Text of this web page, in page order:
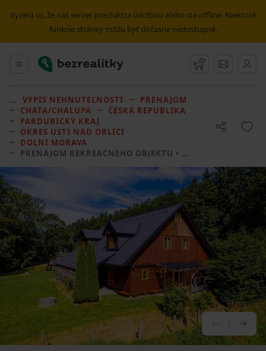
Vyzerá to, že náš server prechádza údržbou alebo ste offline. Niektoré
funkcie stránky môžu byť dočasne nedostupné.
Hlavné menu
Bezrealitky Strážny pes
Správy
VÝPIS NEHNUTEĽNOSTÍ
PRENÁJOM
CHATA/CHALUPA
ČESKÁ REPUBLIKA
PARDUBICKÝ KRAJ
OKRES ÚSTÍ NAD ORLICÍ
DOLNÍ MORAVA
PRENÁJOM REKREAČNÉHO OBJEKTU • 3 LOŽNICE BEZ REALITKY